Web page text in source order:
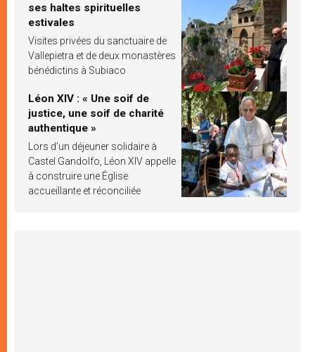
ses haltes spirituelles
estivales
Visites privées du sanctuaire de
Vallepietra et de deux monastères
bénédictins à Subiaco
Léon XIV : « Une soif de
justice, une soif de charité
authentique »
Lors d’un déjeuner solidaire à
Castel Gandolfo, Léon XIV appelle
à construire une Église
accueillante et réconciliée